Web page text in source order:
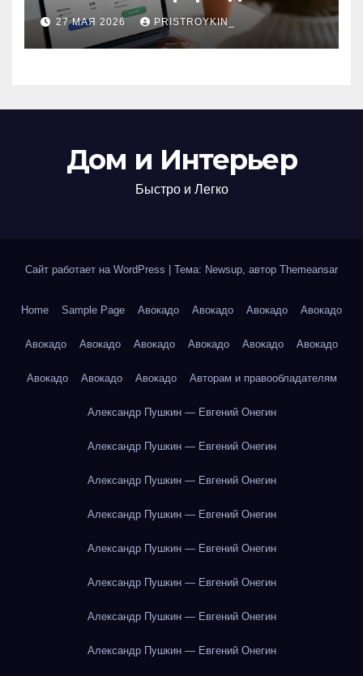
поиска авиабилетов и
железнодорожных
билетов
27 МАЯ 2026 PRISTROYKIN_
Дом и Интерьер
Быстро и Легко
Сайт работает на WordPress Тема: Newsup, автор Themeansar
Home Sample Page Авокадо Авокадо Авокадо Авокадо
Авокадо Авокадо Авокадо Авокадо Авокадо Авокадо
Авокадо Авокадо Авокадо Авторам и правообладателям
Александр Пушкин — Евгений Онегин
Александр Пушкин — Евгений Онегин
Александр Пушкин — Евгений Онегин
Александр Пушкин — Евгений Онегин
Александр Пушкин — Евгений Онегин
Александр Пушкин — Евгений Онегин
Александр Пушкин — Евгений Онегин
Александр Пушкин — Евгений Онегин